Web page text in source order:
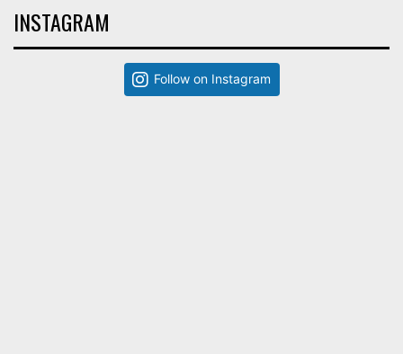
INSTAGRAM
Follow on Instagram